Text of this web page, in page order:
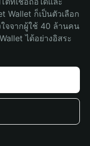
Wallet ก็เป็นตัวเลือก
จจากผู้ใช้ 40 ล้านคน
ได้อย่างอิสระ